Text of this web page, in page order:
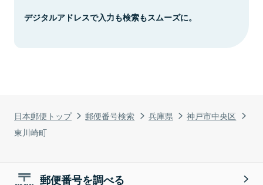
日本郵便トップ 郵便番号検索 兵庫県
神戸市中央区
東川崎町
デジタルアドレスで入力も検索もスムーズに。
郵便番号を調べる